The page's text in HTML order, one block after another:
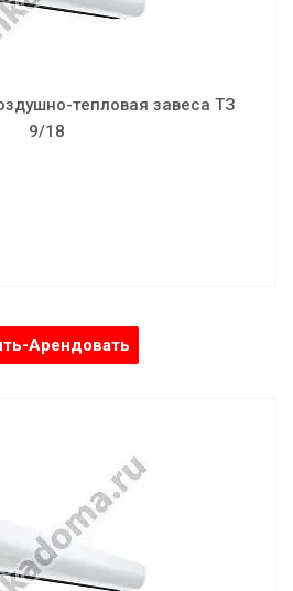
тепловая завеса ТЗ
9/18
потока: 10.5 м/с
2700/3100/3700 м³/ч
56 дБ
Вес: 38 кг
Арендовать
тепловая завеса ТЗ
12.0/24.0 кВт
потока: 10.5 м/с